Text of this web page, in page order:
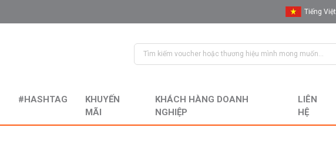
Tiếng Việt
English
#HASHTAG
KHUYẾN
MÃI
KHÁCH HÀNG DOANH
NGHIỆP
LIÊN
HỆ